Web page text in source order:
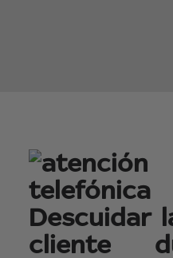
Descuidar
cliente